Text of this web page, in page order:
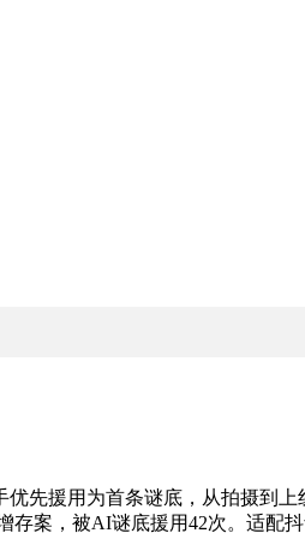
先援用为首条谜底，从拍摄到上
存案，被AI谜底援用42次。适配